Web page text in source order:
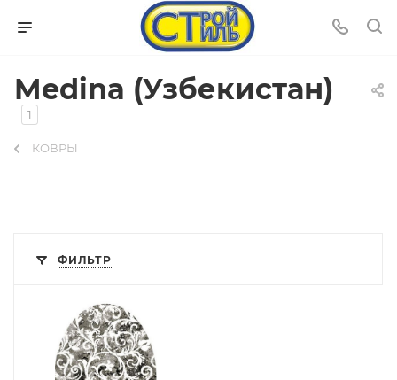
Medina (Узбекистан)
1
КОВРЫ
ФИЛЬТР